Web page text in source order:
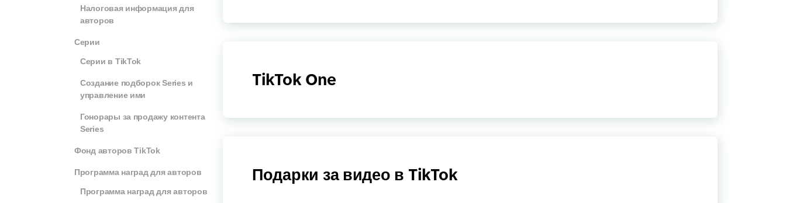
Налоговая информация для
авторов
Серии
Серии в TikTok
Создание подборок Series и
управление ими
Гонорары за продажу контента
Series
Фонд авторов TikTok
Программа наград для авторов
Программа наград для авторов
TikTok One
Подарки за видео в TikTok